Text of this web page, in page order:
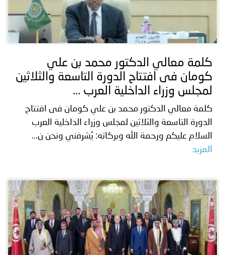
كلمة معالي الدكتور محمد بن علي
كومان فى افتتاح الدورة التاسعة والثلاثين
لمجلس وزراء الداخلية العرب ...
كلمة معالي الدكتور محمد بن علي كومان فى افتتاح
الدورة التاسعة والثلاثين لمجلس وزراء الداخلية العرب
السلام عليكم ورحمة الله وبركاته: يُشرفني ونحن ن...
المزيد